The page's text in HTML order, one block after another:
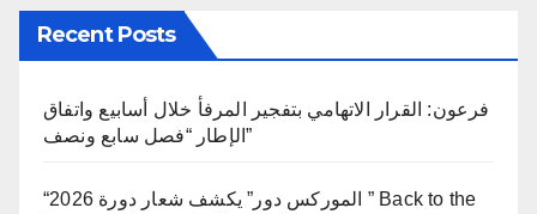
Recent Posts
فرعون: القرار الاتهامي بتفجير المرفأ خلال أسابيع واتفاق
الإطار “فصل سابع ونصف”
“الموركس دور” يكشف شعار دورة 2026 ” Back to the